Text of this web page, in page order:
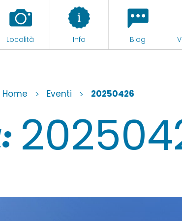
Località Info Blog
Home > Eventi > 20250426